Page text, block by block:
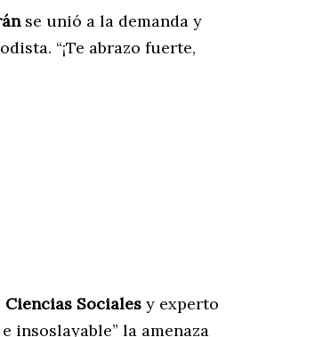
se unió a la demanda y
“¡Te abrazo fuerte,
Ciencias Sociales y experto
insoslayable” la amenaza